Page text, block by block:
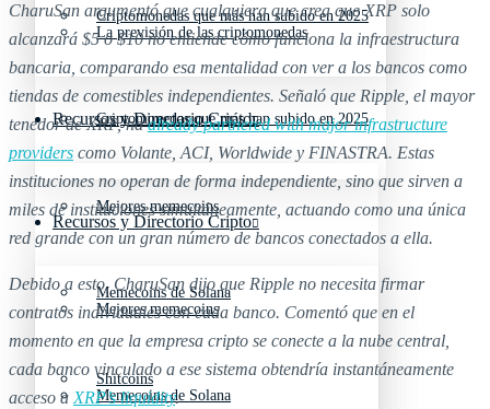
Criptomonedas que más han subido en 2025
Recursos y Directorio Cripto
Mejores memecoins
Memecoins de Solana
Shitcoins
La previsión de las criptomonedas
Criptomonedas que más han subido en 2025
Recursos y Directorio Cripto
Mejores memecoins
Memecoins de Solana
CharuSan argumentó que cualquiera que crea que XRP solo
alcanzará $5 o $10 no entiende cómo funciona la infraestructura
bancaria, comparando esa mentalidad con ver a los bancos como
tiendas de comestibles independientes. Señaló que Ripple, el mayor
tenedor de XRP, ha already partnered with major infrastructure
providers como Volante, ACI, Worldwide y FINASTRA. Estas
instituciones no operan de forma independiente, sino que sirven a
miles de instituciones simultáneamente, actuando como una única
red grande con un gran número de bancos conectados a ella.
Debido a esto, CharuSan dijo que Ripple no necesita firmar
contratos individuales con cada banco. Comentó que en el
momento en que la empresa cripto se conecte a la nube central,
cada banco vinculado a ese sistema obtendría instantáneamente
acceso a XRP’s liquidity.